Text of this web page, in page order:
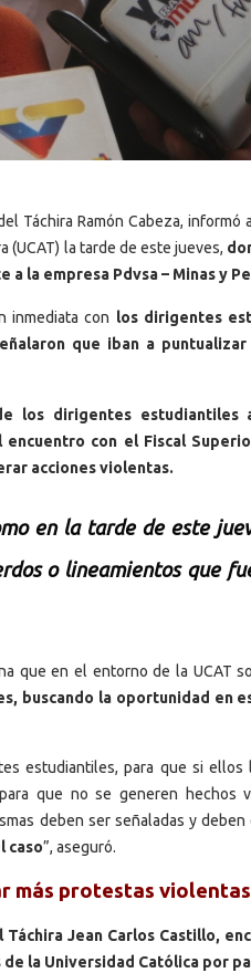
Táchira Ramón Cabeza,
(UCAT) la tarde de este jueves,
la empresa Pdvsa – Minas y
inmediata con los dirigentes
que iban a
los dirigentes estudiantiles
con el Fiscal
acciones violentas.
en la tarde de este
o lineamientos que
que en el entorno de la UCAT
buscando la oportunidad en
estudiantiles, para que si
que no se generen
deben ser señaladas y
caso”, aseguró.
más protestas violentas
Táchira Jean Carlos Castillo,
la Universidad Católica por